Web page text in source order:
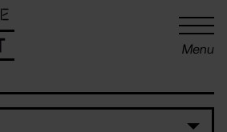
Menu
cookies